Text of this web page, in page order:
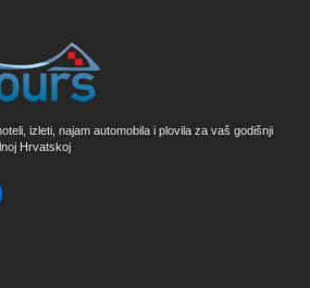
izleti, najam automobila i plovila za vaš godišnji
Hrvatskoj